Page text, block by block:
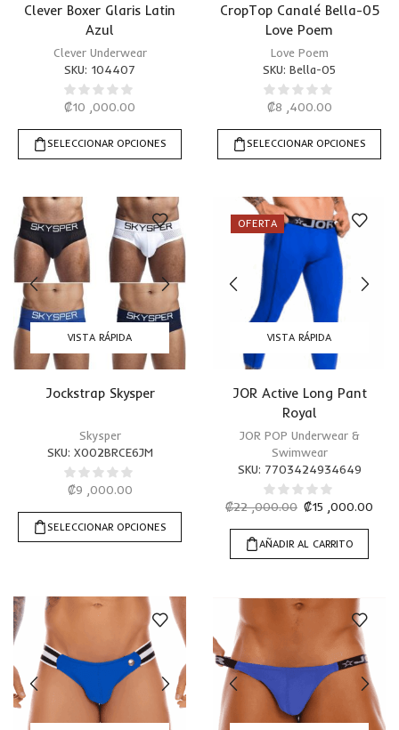
Clever Boxer Glaris Latin
Azul
Clever Underwear
SKU: 104407
₡10 ,000.00
SELECCIONAR OPCIONES
CropTop Canalé Bella-05
Love Poem
Love Poem
SKU: Bella-05
₡8 ,400.00
SELECCIONAR OPCIONES
VISTA RÁPIDA
Jockstrap Skysper
Skysper
SKU: X002BRCE6JM
₡9 ,000.00
SELECCIONAR OPCIONES
OFERTA
VISTA RÁPIDA
JOR Active Long Pant
Royal
JOR POP Underwear &
Swimwear
SKU: 7703424934649
₡22 ,000.00 ₡15 ,000.00
AÑADIR AL CARRITO